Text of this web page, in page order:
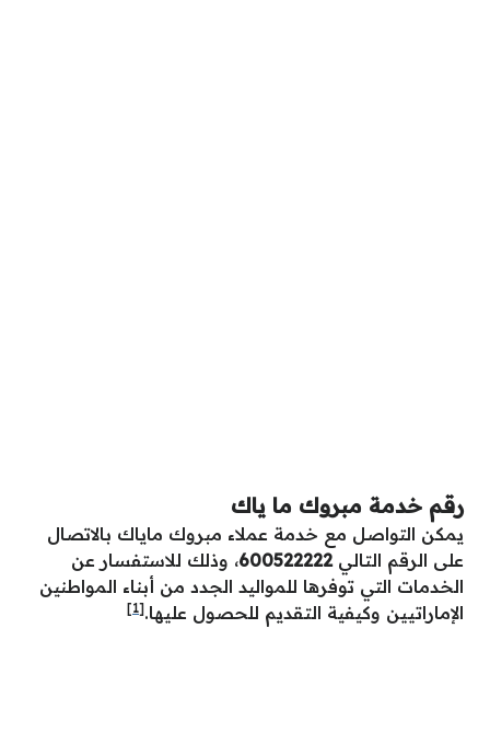
رقم خدمة مبروك ما ياك
يمكن التواصل مع خدمة عملاء مبروك ماياك بالاتصال
على الرقم التالي600522222، وذلك للاستفسار عن
الخدمات التي توفرها للمواليد الجدد من أبناء المواطنين
الإماراتيين وكيفية التقديم للحصول عليها.[1]